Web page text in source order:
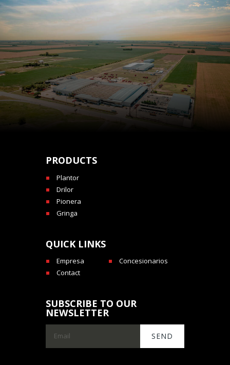
PRODUCTS
Plantor
Drilor
Pionera
Gringa
QUICK LINKS
Empresa
Concesionarios
Contact
SUBSCRIBE TO OUR
NEWSLETTER